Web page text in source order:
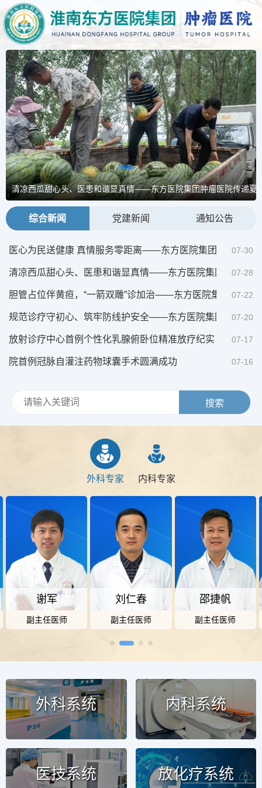
规范诊疗守初心、筑牢防线护安全——东方医院集团肿瘤医院召开“三
医心为民送健康 真情服务零距离——东方医院集团肿瘤医院及九龙门
清凉西瓜甜心头、医患和谐显真情——东方医院集团肿瘤医院传递夏
胆管占位伴黄疸，“一箭双雕”诊加治——东方医院集团肿瘤医院肿瘤
综合新闻 党建新闻 通知公告
医心为民送健康 真情服务零距离——东方医院集团肿瘤医院
07-30
清凉西瓜甜心头、医患和谐显真情——东方医院集团肿瘤医
07-28
胆管占位伴黄疸，“一箭双雕”诊加治——东方医院集团肿瘤
07-22
规范诊疗守初心、筑牢防线护安全——东方医院集团肿瘤医院
07-20
放射诊疗中心首例个性化乳腺俯卧位精准放疗纪实 07-17
院首例冠脉自灌注药物球囊手术圆满成功 07-16
外科专家 内科专家
苗传龙
副主任医师
张厚启
副主任医师 副主任医
外科系统 内科系统
医技系统 放化疗系统